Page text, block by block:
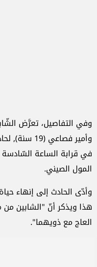
في قرابة الساعة
المول الصيني.
وأدّى الحادث إلى إنهاء
هذا ويذكر أنّ "الشابين
العاج مع ذويهما".